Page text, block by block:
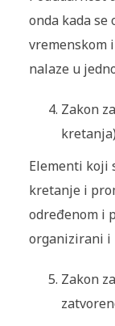
onda kada se
vremenskom
nalaze u
Zakon
kretanja)
Elementi koji
kretanje i
određenom i
organizirani i
Zakon